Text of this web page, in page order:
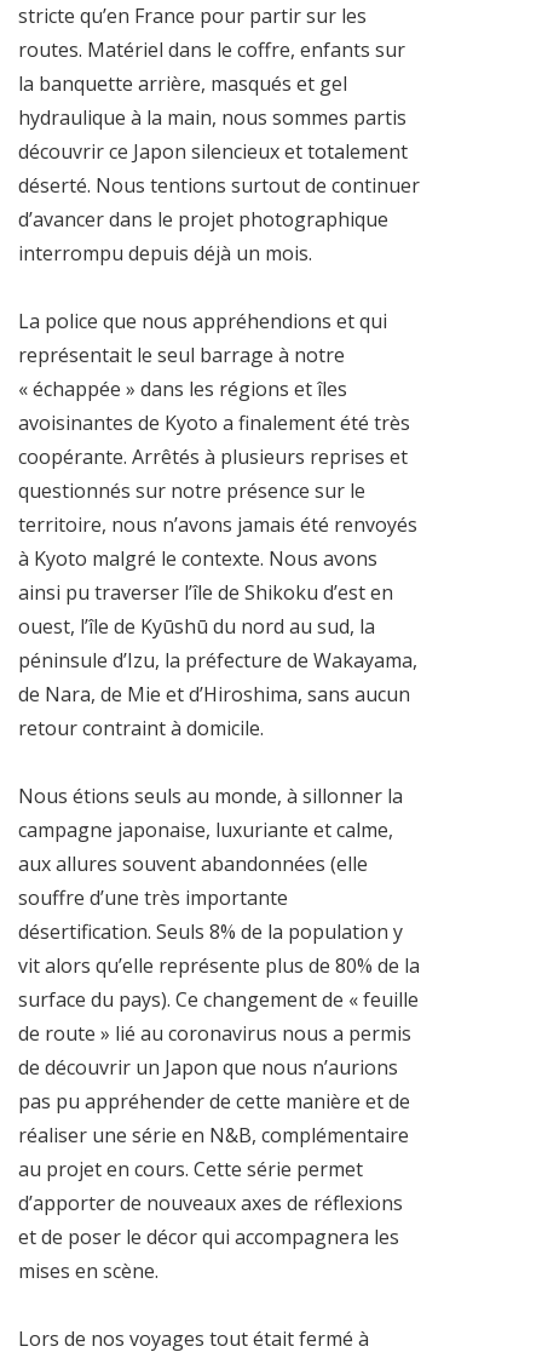
stricte qu’en France pour partir sur les
routes. Matériel dans le coffre, enfants sur
la banquette arrière, masqués et gel
hydraulique à la main, nous sommes partis
découvrir ce Japon silencieux et totalement
déserté. Nous tentions surtout de continuer
d’avancer dans le projet photographique
interrompu depuis déjà un mois.
La police que nous appréhendions et qui
représentait le seul barrage à notre
« échappée » dans les régions et îles
avoisinantes de Kyoto a finalement été très
coopérante. Arrêtés à plusieurs reprises et
questionnés sur notre présence sur le
territoire, nous n’avons jamais été renvoyés
à Kyoto malgré le contexte. Nous avons
ainsi pu traverser l’île de Shikoku d’est en
ouest, l’île de Kyūshū du nord au sud, la
péninsule d’Izu, la préfecture de Wakayama,
de Nara, de Mie et d’Hiroshima, sans aucun
retour contraint à domicile.
Nous étions seuls au monde, à sillonner la
campagne japonaise, luxuriante et calme,
aux allures souvent abandonnées (elle
souffre d’une très importante
désertification. Seuls 8% de la population y
vit alors qu’elle représente plus de 80% de la
surface du pays). Ce changement de « feuille
de route » lié au coronavirus nous a permis
de découvrir un Japon que nous n’aurions
pas pu appréhender de cette manière et de
réaliser une série en N&B, complémentaire
au projet en cours. Cette série permet
d’apporter de nouveaux axes de réflexions
et de poser le décor qui accompagnera les
mises en scène.
Lors de nos voyages tout était fermé à